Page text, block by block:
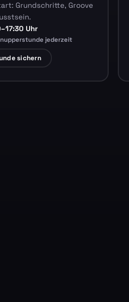
Grundschritte, Groove
Uhr
jederzeit
sichern